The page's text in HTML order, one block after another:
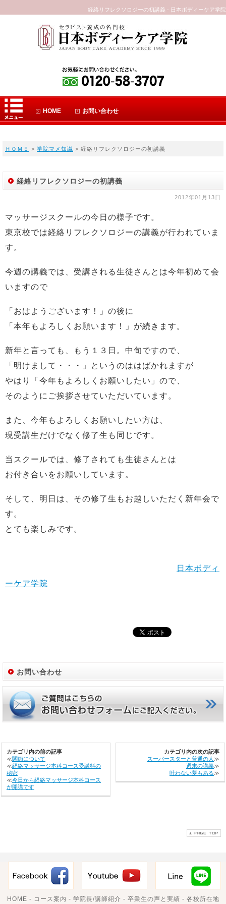
経絡リフレクソロジーの初講義 - 日本ボディーケア学院
HOME お問い合わせ
ＨＯＭＥ > 学院マメ知識 > 経絡リフレクソロジーの初講義
経絡リフレクソロジーの初講義
2012年01月13日
マッサージスクールの今日の様子です。
東京校では経絡リフレクソロジーの講義が行われていま
す。
今週の講義では、受講される生徒さんとは今年初めて会
いますので
「おはようございます！」の後に
「本年もよろしくお願います！」が続きます。
新年と言っても、もう１３日。中旬ですので、
「明けまして・・・」というのははばかれますが
やはり「今年もよろしくお願いしたい」ので、
そのようにご挨拶させていただいています。
また、今年もよろしくお願いしたい方は、
現受講生だけでなく修了生も同じです。
当スクールでは、修了されても生徒さんとは
お付き合いをお願いしています。
そして、明日は、その修了生もお越しいただく新年会で
す。
とても楽しみです。
日本ボディ
ーケア学院
お問い合わせ
カテゴリ内の前の記事
≪関節について
≪経絡マッサージ本科コース受講料の
秘密
≪今日から経絡マッサージ本科コース
が開講です
カテゴリ内の次の記事
スーパースターと普通の人 ≫
週末の講義≫
叶わない夢もある≫
HOME - コース案内 - 学院長/講師紹介 - 卒業生の声と実績 - 各校所在地